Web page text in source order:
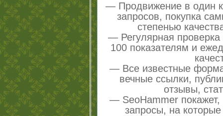
— Продвижение в один
запросов, покупка
степенью
— Регулярная проверка
100 показателям и
— Все известные
вечные ссылки,
отзывы,
— SeoHammer покажет,
запросы, на